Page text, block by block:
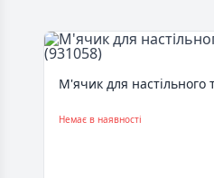
М'ячик для настільного
Немає в наявності